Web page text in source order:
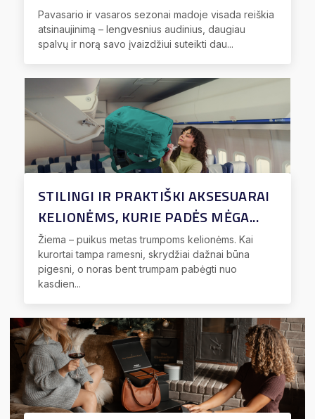
Pavasario ir vasaros sezonai madoje visada reiškia
atsinaujinimą – lengvesnius audinius, daugiau
spalvų ir norą savo įvaizdžiui suteikti dau...
STILINGI IR PRAKTIŠKI AKSESUARAI
KELIONĖMS, KURIE PADĖS MĖGA...
Žiema – puikus metas trumpoms kelionėms. Kai
kurortai tampa ramesni, skrydžiai dažnai būna
pigesni, o noras bent trumpam pabėgti nuo
kasdien...